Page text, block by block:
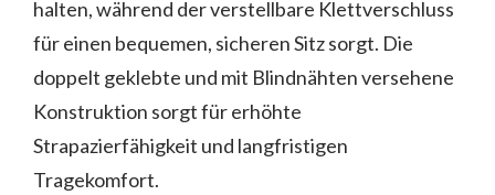
halten, während der verstellbare Klettverschluss
für einen bequemen, sicheren Sitz sorgt. Die
doppelt geklebte und mit Blindnähten versehene
Konstruktion sorgt für erhöhte
Strapazierfähigkeit und langfristigen
Tragekomfort.